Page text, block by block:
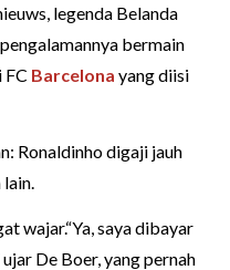
legenda Belanda
bermain
FC Barcelona yang diisi
Ronaldinho digaji jauh
wajar.“Ya, saya dibayar
De Boer, yang pernah